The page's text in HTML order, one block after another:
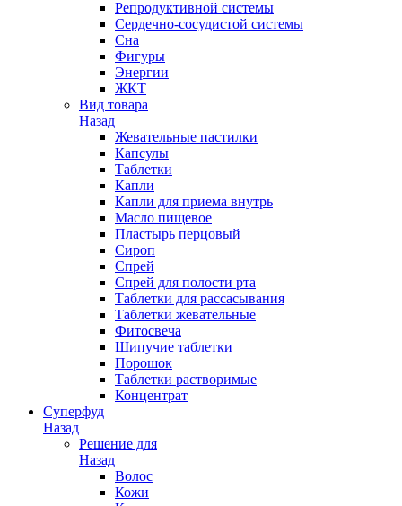
Репродуктивной системы
Сердечно-сосудистой системы
Сна
Фигуры
Энергии
ЖКТ
Вид товара
Назад
Жевательные пастилки
Капсулы
Таблетки
Капли
Капли для приема внутрь
Масло пищевое
Пластырь перцовый
Сироп
Спрей
Спрей для полости рта
Таблетки для рассасывания
Таблетки жевательные
Фитосвеча
Шипучие таблетки
Порошок
Таблетки растворимые
Концентрат
Суперфуд
Назад
Решение для
Назад
Волос
Кожи